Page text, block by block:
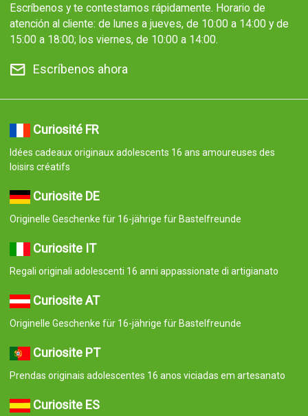
Escríbenos y te contestamos rápidamente. Horario de
atención al cliente: de lunes a jueves, de 10:00 a 14:00 y de
15:00 a 18:00; los viernes, de 10:00 a 14:00.
Escríbenos ahora
Curiosité FR
Idées cadeaux originaux adolescents 16 ans amoureuses des
loisirs créatifs
Curiosite DE
Originelle Geschenke für 16-jährige für Bastelfreunde
Curiosite IT
Regali originali adolescenti 16 anni appassionate di artigianato
Curiosite AT
Originelle Geschenke für 16-jährige für Bastelfreunde
Curiosite PT
Prendas originais adolescentes 16 anos viciadas em artesanato
Curiosite ES